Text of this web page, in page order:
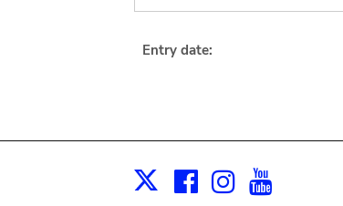
Entry date:
X Facebook
Instagram